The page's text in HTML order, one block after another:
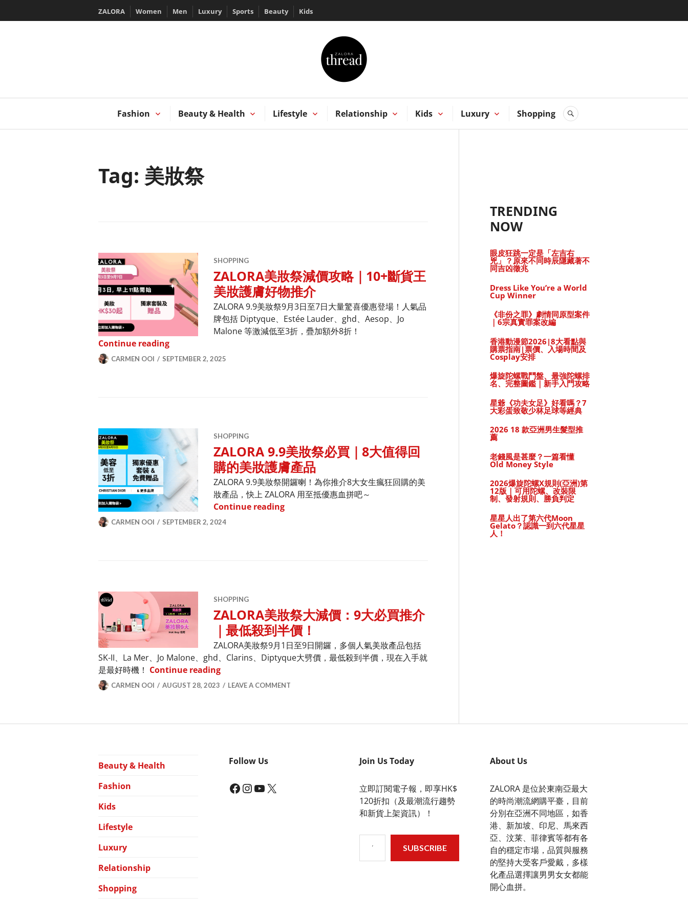
to
ZALORA Women Men Luxury Sports Beauty Kids
THREAD by ZALORA Hong
Kong
Fashion Beauty & Health Lifestyle Relationship Kids Luxury Shopping SEARCH
Tag: 美妝祭
SHOPPING
ZALORA美妝祭減價攻略｜10+斷貨王
美妝護膚好物推介
ZALORA 9.9美妝祭9月3日至7日大量驚喜優惠登場！人氣品
牌包括 Diptyque、Estée Lauder、ghd、Aesop、Jo
Malone 等激減低至3折，疊加額外8折！
Continue readingZALORA美妝祭減價攻略｜10+斷貨王美妝護膚好物推介
CARMEN OOI SEPTEMBER 2, 2025
SHOPPING
ZALORA 9.9美妝祭必買｜8大值得回
購的美妝護膚產品
ZALORA 9.9美妝祭開鑼喇！為你推介8大女生瘋狂回購的美
妝產品，快上 ZALORA 用至抵優惠血拼吧～
Continue readingZALORA 9.9美妝祭必買｜8大值得回購的美妝護膚產品
CARMEN OOI SEPTEMBER 2, 2024
SHOPPING
ZALORA美妝祭大減價：9大必買推介
｜最低殺到半價！
ZALORA美妝祭9月1日至9日開鑼，多個人氣美妝產品包括
SK-II、La Mer、Jo Malone、ghd、Clarins、Diptyque大劈價，最低殺到半價，現在入手就
是最好時機！ Continue readingZALORA美妝祭大減價：9大必買推介｜最低殺到半價！
CARMEN OOI AUGUST 28, 2023 LEAVE A COMMENT
TRENDING
NOW
眼皮狂跳一定是「左吉右
兇」？原來不同時辰隱藏著不
同吉凶徵兆
Dress Like You’re a World
Cup Winner
《非份之罪》劇情同原型案件
｜6宗真實罪案改編
香港動漫節2026|8大看點與
購票指南|票價、入場時間及
Cosplay安排
爆旋陀螺戰鬥盤、最強陀螺排
名、完整圖鑑｜新手入門攻略
星爺《功夫女足》好看嗎？7
大彩蛋致敬少林足球等經典
2026 18 款亞洲男生髮型推
薦
老錢風是甚麼？一篇看懂
Old Money Style
2026爆旋陀螺X規則(亞洲)第
12版｜可用陀螺、改裝限
制、發射規則、勝負判定
星星人出了第六代Moon
Gelato？認識一到六代星星
人！
Beauty & Health
Fashion
Kids
Lifestyle
Luxury
Relationship
Shopping
Follow Us
Facebook InstagramYouTube X
Join Us Today
立即訂閱電子報，即享HK$
120折扣（及最潮流行趨勢
和新貨上架資訊）！
Type your email…
SUBSCRIBE
About Us
ZALORA 是位於東南亞最大
的時尚潮流網購平臺，目前
分別在亞洲不同地區，如香
港、新加坡、印尼、馬來西
亞、汶莱、菲律賓等都有各
自的穩定市場，品質與服務
的堅持大受客戶愛戴，多樣
化產品選擇讓男男女女都能
開心血拼。